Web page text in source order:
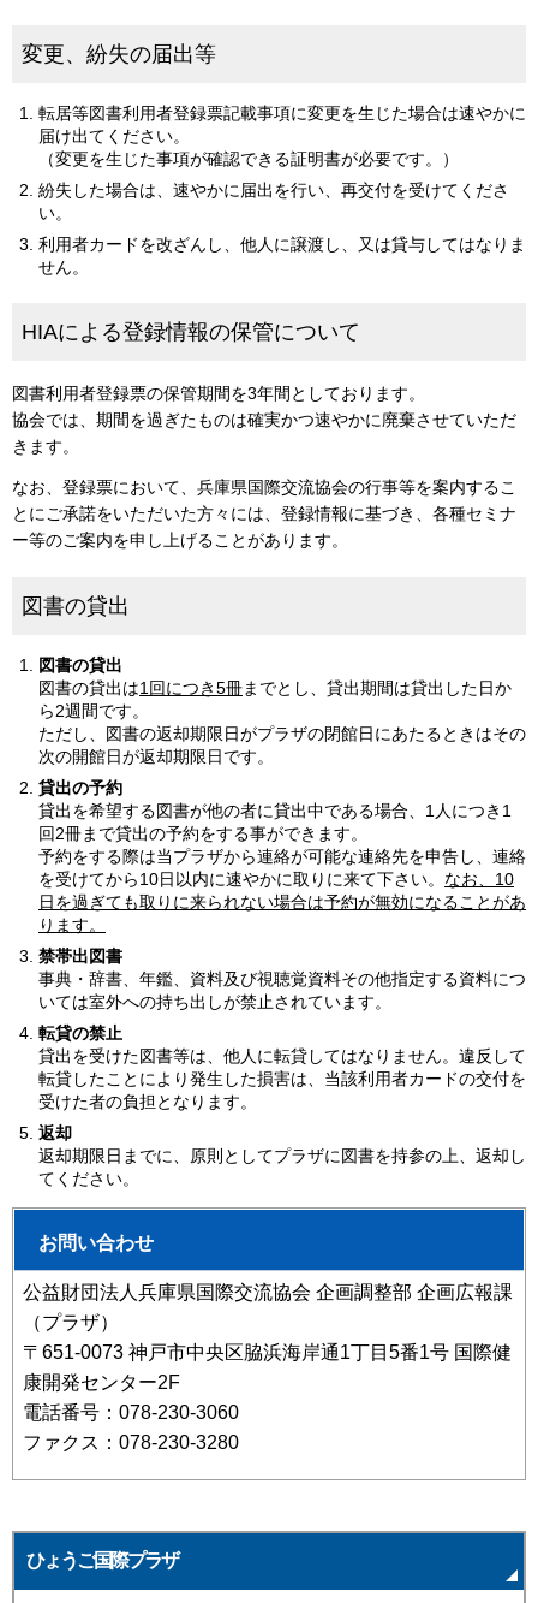
変更、紛失の届出等
転居等図書利用者登録票記載事項に変更を生じた場合は速やかに
届け出てください。
（変更を生じた事項が確認できる証明書が必要です。）
紛失した場合は、速やかに届出を行い、再交付を受けてくださ
い。
利用者カードを改ざんし、他人に譲渡し、又は貸与してはなりま
せん。
HIAによる登録情報の保管について
図書利用者登録票の保管期間を3年間としております。
協会では、期間を過ぎたものは確実かつ速やかに廃棄させていただ
きます。
なお、登録票において、兵庫県国際交流協会の行事等を案内するこ
とにご承諾をいただいた方々には、登録情報に基づき、各種セミナ
ー等のご案内を申し上げることがあります。
図書の貸出
図書の貸出
図書の貸出は1回につき5冊までとし、貸出期間は貸出した日か
ら2週間です。
ただし、図書の返却期限日がプラザの閉館日にあたるときはその
次の開館日が返却期限日です。
貸出の予約
貸出を希望する図書が他の者に貸出中である場合、1人につき1
回2冊まで貸出の予約をする事ができます。
予約をする際は当プラザから連絡が可能な連絡先を申告し、連絡
を受けてから10日以内に速やかに取りに来て下さい。 なお、10
日を過ぎても取りに来られない場合は予約が無効になることがあ
ります。
禁帯出図書
事典・辞書、年鑑、資料及び視聴覚資料その他指定する資料につ
いては室外への持ち出しが禁止されています。
転貸の禁止
貸出を受けた図書等は、他人に転貸してはなりません。違反して
転貸したことにより発生した損害は、当該利用者カードの交付を
受けた者の負担となります。
返却
返却期限日までに、原則としてプラザに図書を持参の上、返却し
てください。
お問い合わせ
公益財団法人兵庫県国際交流協会 企画調整部 企画広報課
（プラザ）
〒651-0073 神戸市中央区脇浜海岸通1丁目5番1号 国際健
康開発センター2F
電話番号：078-230-3060
ファクス：078-230-3280
ひょうご国際プラザ